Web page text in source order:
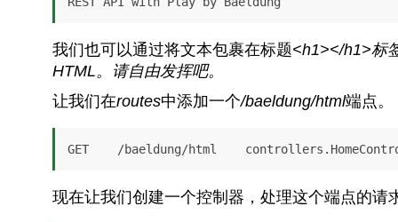
我们也可以通过将文本包裹在标题<h1></h1>标
HTML。请自由发挥吧。
让我们在routes中添加一个/baeldung/html端点。
GET    /baeldung/html
现在让我们创建一个控制器，处理这个端点的请